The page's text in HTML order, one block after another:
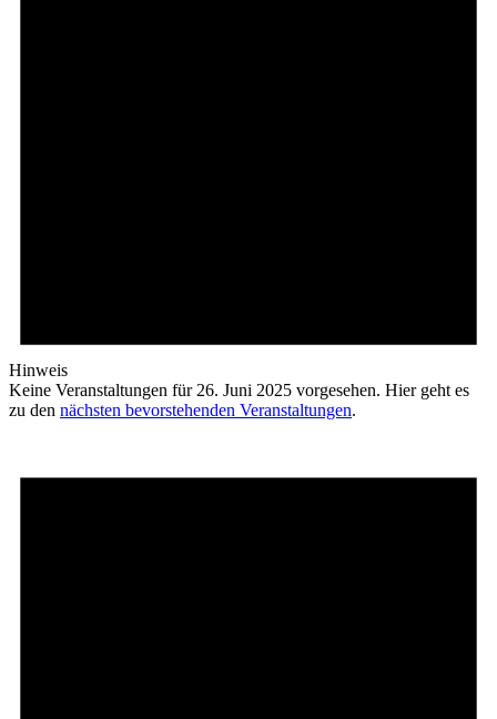
Hinweis
Keine Veranstaltungen für 26. Juni 2025 vorgesehen. Hier geht es
zu den nächsten bevorstehenden Veranstaltungen.